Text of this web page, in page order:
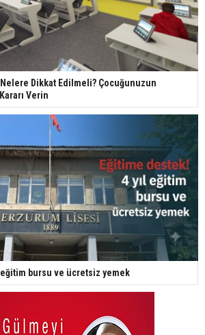
Dikkat Edilmeli? Çocuğunuzun
Verin
eğitim bursu ve ücretsiz yemek